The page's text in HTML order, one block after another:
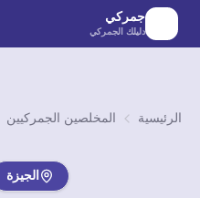
الانتقال إلى المحتوى الرئيسي
جمركي
دليلك الجمركي
الرئيسية المخلصين الجمركيين
الجيزة